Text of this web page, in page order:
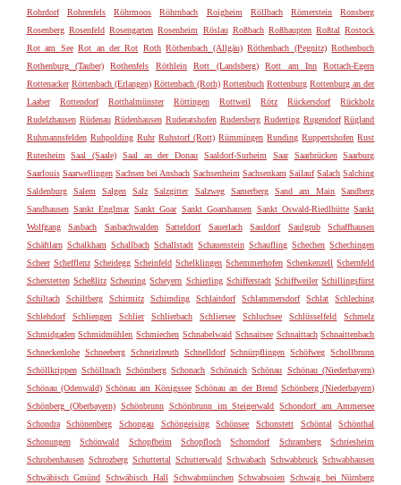
Rohrdorf
Rohrenfels Röhrmoos Röhrnbach Roigheim Röllbach Römerstein
Ronsberg
Rosenberg Rosenfeld Rosengarten Rosenheim Röslau Roßbach Roßhaupten Roßtal Rostock
Rot am See Rot an der Rot Roth Röthenbach (Allgäu) Röthenbach (Pegnitz) Rothenbuch
Rothenburg (Tauber)
Rothenfels Röthlein Rott (Landsberg) Rott am Inn
Rottach-Egern
Rottenacker Röttenbach (Erlangen) Röttenbach (Roth) Rottenbuch Rottenburg Rottenburg an der
Laaber
Rottendorf Rotthalmünster Röttingen Rottweil Rötz Rückersdorf
Rückholz
Rudelzhausen Rüdenau Rüdenhausen Ruderatshofen Rudersberg Ruderting Rugendorf Rügland
Ruhmannsfelden Ruhpolding Ruhr Ruhstorf (Rott) Rümmingen Runding Ruppertshofen Rust
Rutesheim
Saal (Saale) Saal an der Donau Saaldorf-Surheim Saar Saarbrücken
Saarburg
Saarlouis Saarwellingen Sachsen bei Ansbach Sachsenheim Sachsenkam Sailauf Salach Salching
Saldenburg
Salem Salgen Salz Salzgitter Salzweg Samerberg Sand am Main
Sandberg
Sandhausen Sankt Englmar Sankt Goar Sankt Goarshausen Sankt Oswald-Riedlhütte Sankt
Wolfgang
Sasbach Sasbachwalden Satteldorf Sauerlach Sauldorf Saulgrub
Schaffhausen
Schäftlarn Schalkham Schallbach Schallstadt Schauenstein Schaufling Schechen Schechingen
Scheer Schefflenz Scheidegg Scheinfeld Schelklingen Schemmerhofen Schenkenzell Schernfeld
Scherstetten Scheßlitz Scheuring Scheyern Schierling Schifferstadt Schiffweiler Schillingsfürst
Schiltach
Schiltberg Schirmitz Schirnding Schlaitdorf Schlammersdorf Schlat
Schleching
Schlehdorf
Schliengen Schlier Schlierbach Schliersee Schluchsee Schlüsselfeld
Schmelz
Schmidgaden Schmidmühlen Schmiechen Schnabelwaid Schnaitsee Schnaittach Schnaittenbach
Schneckenlohe Schneeberg Schneizlreuth Schnelldorf Schnürpflingen Schöfweg Schollbrunn
Schöllkrippen Schöllnach Schömberg Schonach Schönaich Schönau Schönau (Niederbayern)
Schönau (Odenwald) Schönau am Königssee Schönau an der Brend Schönberg (Niederbayern)
Schönberg (Oberbayern) Schönbrunn Schönbrunn im Steigerwald Schondorf am Ammersee
Schondra
Schönenberg Schongau Schöngeising Schönsee Schonstett Schöntal
Schönthal
Schonungen
Schönwald Schopfheim Schopfloch Schorndorf Schramberg
Schriesheim
Schrobenhausen Schrozberg Schuttertal Schutterwald Schwabach Schwabbruck Schwabhausen
Schwäbisch Gmünd Schwäbisch Hall Schwabmünchen Schwabsoien Schwaig bei Nürnberg